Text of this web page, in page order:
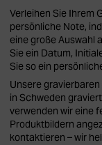
Verleihen Sie Ihrem
persönliche Note,
eine große Auswahl
Sie ein Datum,
Sie so ein
Unsere
in Schweden
verwenden wir eine
Produktbildern
kontaktieren – wir